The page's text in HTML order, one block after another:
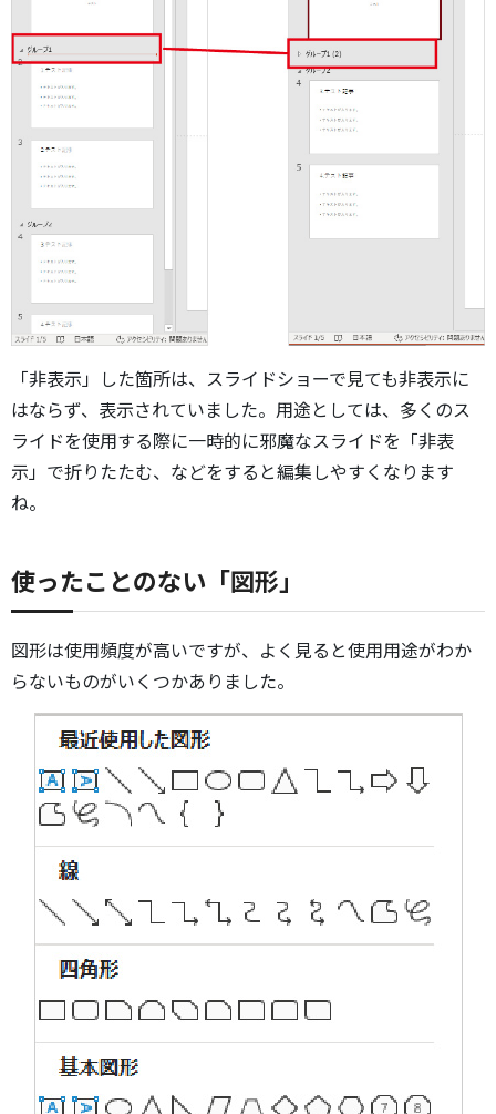
「非表示」した箇所は、スライドショーで見ても非表示に
はならず、表示されていました。用途としては、多くのス
ライドを使用する際に一時的に邪魔なスライドを「非表
示」で折りたたむ、などをすると編集しやすくなります
ね。
使ったことのない「図形」
図形は使用頻度が高いですが、よく見ると使用用途がわか
らないものがいくつかありました。